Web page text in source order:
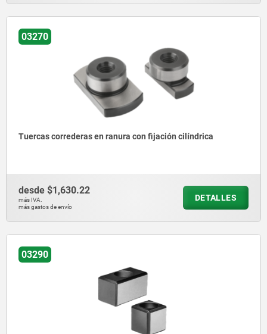
03270
Tuercas correderas en ranura con fijación cilíndrica
desde $1,630.22
más IVA.
más gastos de envío
DETALLES
03290